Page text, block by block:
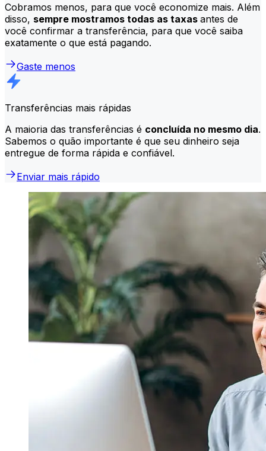
Cobramos menos, para que você economize mais. Além
disso, sempre mostramos todas as taxas antes de
você confirmar a transferência, para que você saiba
exatamente o que está pagando.
Gaste menos
Transferências mais rápidas
A maioria das transferências é concluída no mesmo dia.
Sabemos o quão importante é que seu dinheiro seja
entregue de forma rápida e confiável.
Enviar mais rápido